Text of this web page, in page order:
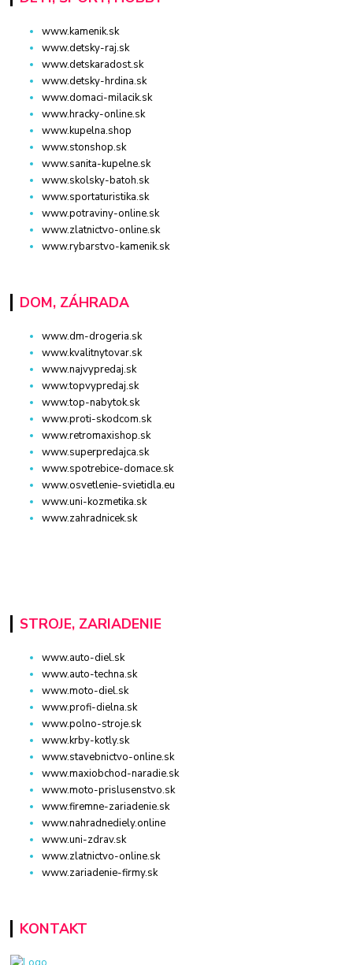
www.kamenik.sk
www.detsky-raj.sk
www.detskaradost.sk
www.detsky-hrdina.sk
www.domaci-milacik.sk
www.hracky-online.sk
www.kupelna.shop
www.stonshop.sk
www.sanita-kupelne.sk
www.skolsky-batoh.sk
www.sportaturistika.sk
www.potraviny-online.sk
www.zlatnictvo-online.sk
www.rybarstvo-kamenik.sk
DOM, ZÁHRADA
www.dm-drogeria.sk
www.kvalitnytovar.sk
www.najvypredaj.sk
www.topvypredaj.sk
www.top-nabytok.sk
www.proti-skodcom.sk
www.retromaxishop.sk
www.superpredajca.sk
www.spotrebice-domace.sk
www.osvetlenie-svietidla.eu
www.uni-kozmetika.sk
www.zahradnicek.sk
STROJE, ZARIADENIE
www.auto-diel.sk
www.auto-techna.sk
www.moto-diel.sk
www.profi-dielna.sk
www.polno-stroje.sk
www.krby-kotly.sk
www.stavebnictvo-online.sk
www.maxiobchod-naradie.sk
www.moto-prislusenstvo.sk
www.firemne-zariadenie.sk
www.nahradnediely.online
www.uni-zdrav.sk
www.zlatnictvo-online.sk
www.zariadenie-firmy.sk
KONTAKT